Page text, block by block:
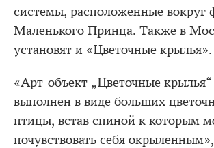
системы, расположенные вокруг
Маленького Принца. Также в
установят и «Цветочные крылья».
«Арт-объект „Цветочные крылья“
выполнен в виде больших
птицы, встав спиной к которым
почувствовать себя